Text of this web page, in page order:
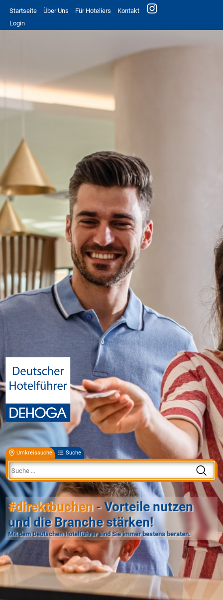
Startseite Über Uns Für Hoteliers
Kontakt
Login
Umkreissuche Suche
#direktbuchen- Vorteile nutzen
und die Branche stärken!
Mit dem Deutschen Hotelführer sind Sie immer bestens beraten.